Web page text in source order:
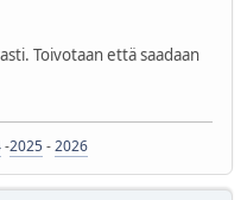
Toivotaan että saadaan
-2025 -2026